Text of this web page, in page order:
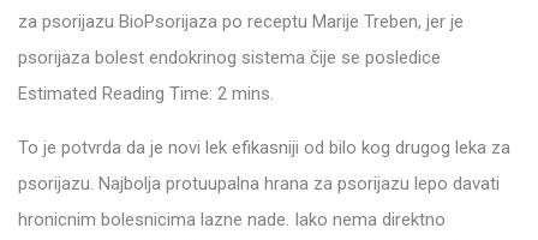
za psorijazu BioPsorijaza po receptu Marije Treben, jer je
psorijaza bolest endokrinog sistema čije se posledice
Estimated Reading Time: 2 mins.
To je potvrda da je novi lek efikasniji od bilo kog drugog leka za
psorijazu. Najbolja protuupalna hrana za psorijazu lepo davati
hronicnim bolesnicima lazne nade. Iako nema direktno